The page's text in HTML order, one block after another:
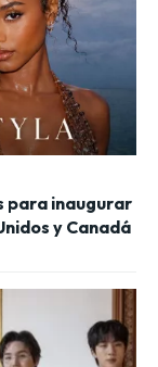
para inaugurar
y Canadá